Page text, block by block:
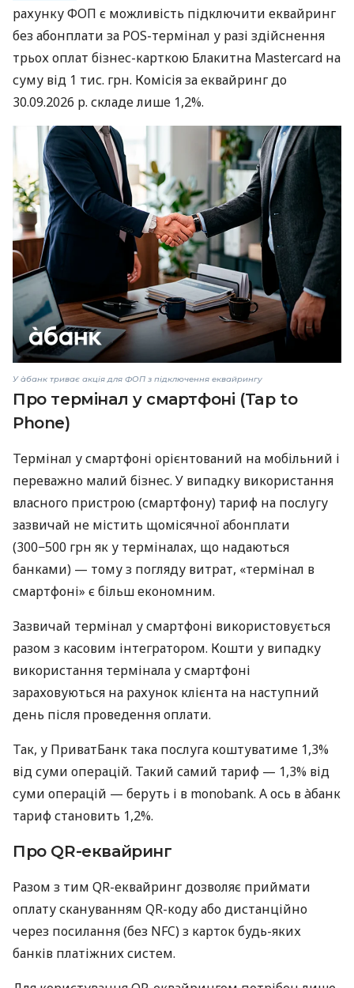
рахунку ФОП є можливість підключити еквайринг
без абонплати за POS-термінал у разі здійснення
трьох оплат бізнес-карткою Блакитна Mastercard на
суму від 1 тис. грн. Комісія за еквайринг до
30.09.2026 р. складе лише 1,2%.
У àбанк триває акція для ФОП з підключення еквайрингу
Про термінал у смартфоні (Tap to
Phone)
Термінал у смартфоні орієнтований на мобільний і
переважно малий бізнес. У випадку використання
власного пристрою (смартфону) тариф на послугу
зазвичай не містить щомісячної абонплати
(300−500 грн як у терміналах, що надаються
банками) — тому з погляду витрат, «термінал в
смартфоні» є більш економним.
Зазвичай термінал у смартфоні використовується
разом з касовим інтегратором. Кошти у випадку
використання термінала у смартфоні
зараховуються на рахунок клієнта на наступний
день після проведення оплати.
Так, у ПриватБанк така послуга коштуватиме 1,3%
від суми операцій. Такий самий тариф — 1,3% від
суми операцій — беруть і в monobank. А ось в àбанк
тариф становить 1,2%.
Про QR-еквайринг
Разом з тим QR-еквайринг дозволяє приймати
оплату скануванням QR-коду або дистанційно
через посилання (без NFC) з карток будь-яких
банків платіжних систем.